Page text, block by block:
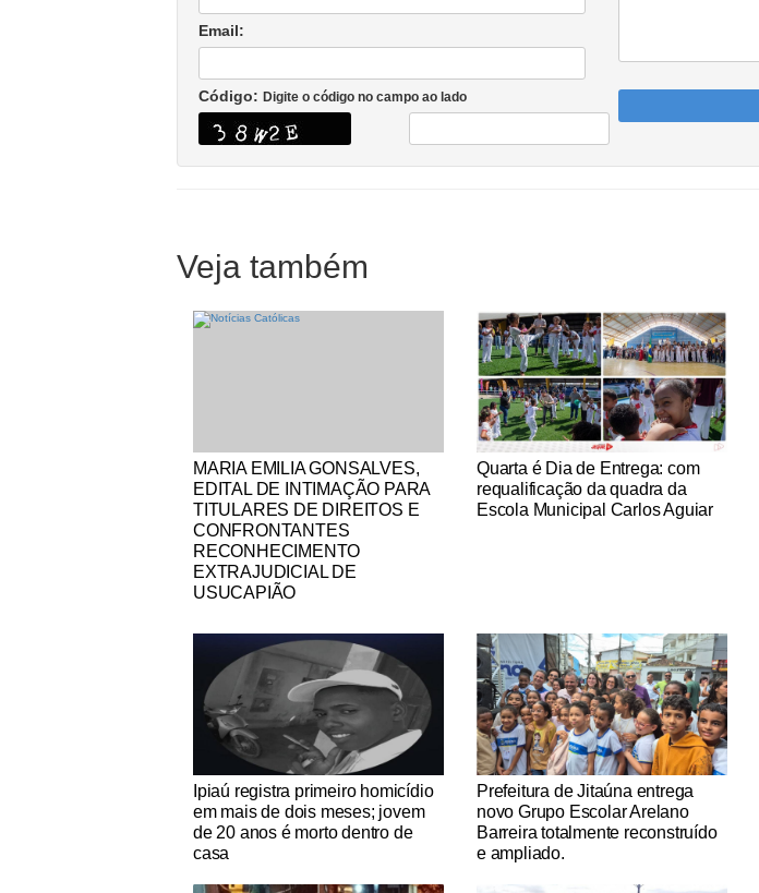
Email:
Código: Digite o código no campo ao lado
Veja também
Notícias Católicas
MARIA EMILIA GONSALVES,
EDITAL DE INTIMAÇÃO PARA
TITULARES DE DIREITOS E
CONFRONTANTES
RECONHECIMENTO
EXTRAJUDICIAL DE
USUCAPIÃO
Notícias Católicas
Quarta é Dia de Entrega: com
requalificação da quadra da
Escola Municipal Carlos Aguiar
Notícias Católicas
Ipiaú registra primeiro homicídio
em mais de dois meses; jovem
de 20 anos é morto dentro de
casa
Notícias Católicas
Prefeitura de Jitaúna entrega
novo Grupo Escolar Arelano
Barreira totalmente reconstruído
e ampliado.